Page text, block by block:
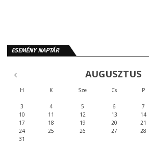
ESEMÉNY NAPTÁR
AUGUSZTUS
H K Sze Cs P
3
4 5 6 7
10
11 12 13 14
17
18 19 20 21
24
25 26 27 28
31